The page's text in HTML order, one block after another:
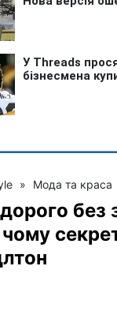
» Мода та краса
без